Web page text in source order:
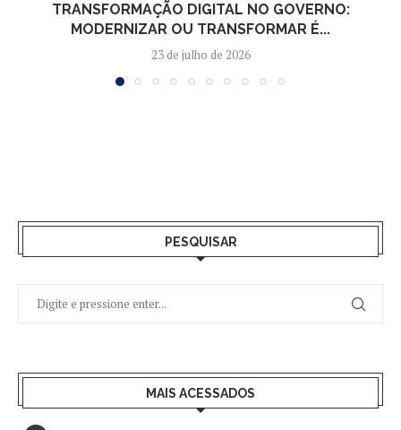
TRANSFORMAÇÃO DIGITAL NO GOVERNO:
MODERNIZAR OU TRANSFORMAR É...
23 de julho de 2026
PESQUISAR
MAIS ACESSADOS